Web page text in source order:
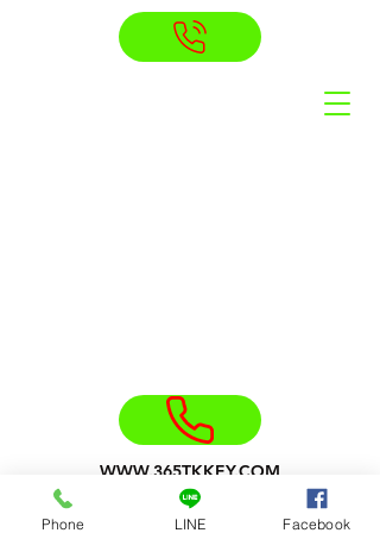
WWW.365TKKEY.COM
โทร 089-365-3655
Phone LINE Facebook